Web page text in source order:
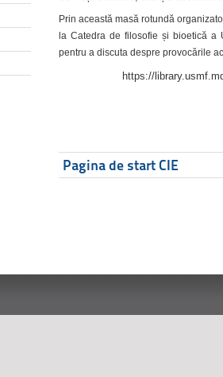
Prin această masă rotundă
la Catedra de filosofie și bioetică a
pentru a discuta despre provocările
https://
Pagina de start CIE